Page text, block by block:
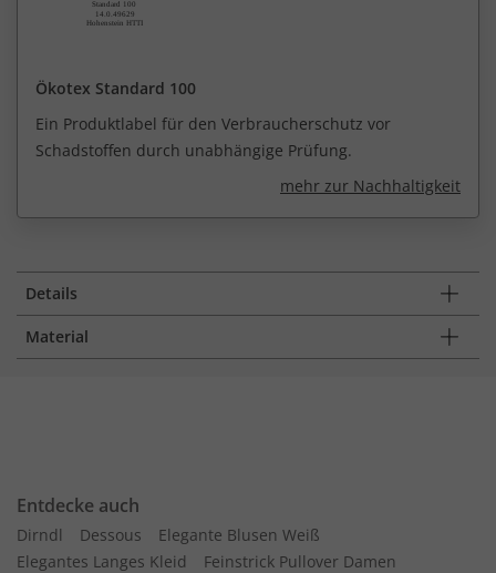
Ökotex Standard 100
Ein Produktlabel für den Verbraucherschutz vor
Schadstoffen durch unabhängige Prüfung.
mehr zur Nachhaltigkeit
Details
Material
Entdecke auch
Dirndl Dessous
Elegante Blusen Weiß
Elegantes Langes Kleid
Feinstrick Pullover Damen